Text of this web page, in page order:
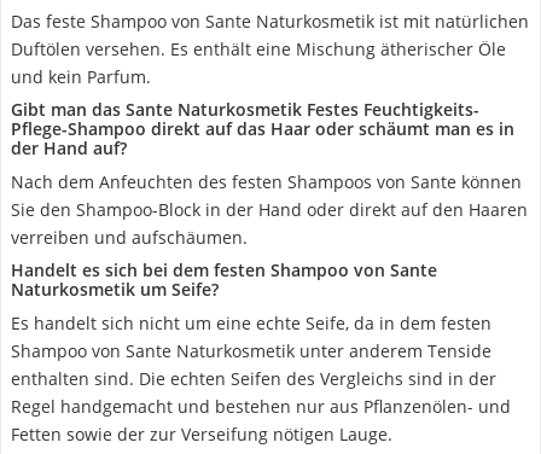
Das feste Shampoo von Sante Naturkosmetik ist mit natürlichen
Duftölen versehen. Es enthält eine Mischung ätherischer Öle
und kein Parfum.
Gibt man das Sante Naturkosmetik Festes Feuchtigkeits-
Pflege-Shampoo direkt auf das Haar oder schäumt man es in
der Hand auf?
Nach dem Anfeuchten des festen Shampoos von Sante können
Sie den Shampoo-Block in der Hand oder direkt auf den Haaren
verreiben und aufschäumen.
Handelt es sich bei dem festen Shampoo von Sante
Naturkosmetik um Seife?
Es handelt sich nicht um eine echte Seife, da in dem festen
Shampoo von Sante Naturkosmetik unter anderem Tenside
enthalten sind. Die echten Seifen des Vergleichs sind in der
Regel handgemacht und bestehen nur aus Pflanzenölen- und
Fetten sowie der zur Verseifung nötigen Lauge.